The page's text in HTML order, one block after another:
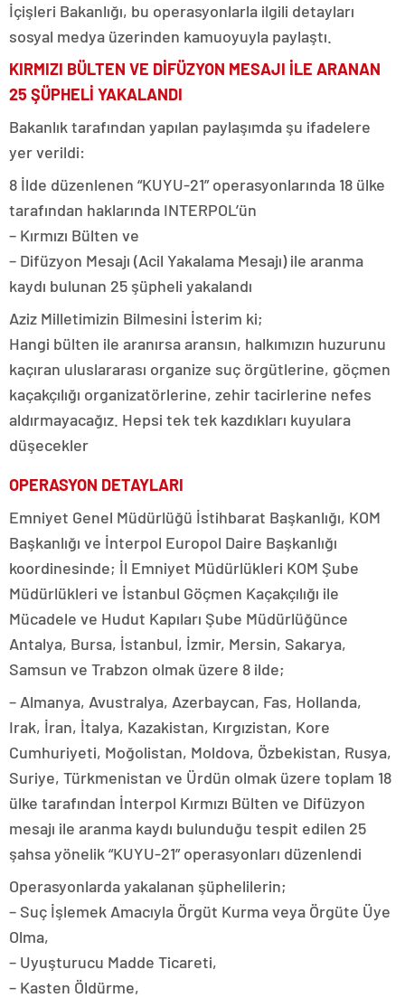
İçişleri Bakanlığı, bu operasyonlarla ilgili detayları
sosyal medya üzerinden kamuoyuyla paylaştı.
KIRMIZI BÜLTEN VE DİFÜZYON MESAJI İLE ARANAN
25 ŞÜPHELİ YAKALANDI
Bakanlık tarafından yapılan paylaşımda şu ifadelere
yer verildi:
8 İlde düzenlenen “KUYU-21” operasyonlarında 18 ülke
tarafından haklarında INTERPOL’ün
– Kırmızı Bülten ve
– Difüzyon Mesajı (Acil Yakalama Mesajı) ile aranma
kaydı bulunan 25 şüpheli yakalandı
Aziz Milletimizin Bilmesini İsterim ki;
Hangi bülten ile aranırsa aransın, halkımızın huzurunu
kaçıran uluslararası organize suç örgütlerine, göçmen
kaçakçılığı organizatörlerine, zehir tacirlerine nefes
aldırmayacağız. Hepsi tek tek kazdıkları kuyulara
düşecekler
OPERASYON DETAYLARI
Emniyet Genel Müdürlüğü İstihbarat Başkanlığı, KOM
Başkanlığı ve İnterpol Europol Daire Başkanlığı
koordinesinde; İl Emniyet Müdürlükleri KOM Şube
Müdürlükleri ve İstanbul Göçmen Kaçakçılığı ile
Mücadele ve Hudut Kapıları Şube Müdürlüğünce
Antalya, Bursa, İstanbul, İzmir, Mersin, Sakarya,
Samsun ve Trabzon olmak üzere 8 ilde;
– Almanya, Avustralya, Azerbaycan, Fas, Hollanda,
Irak, İran, İtalya, Kazakistan, Kırgızistan, Kore
Cumhuriyeti, Moğolistan, Moldova, Özbekistan, Rusya,
Suriye, Türkmenistan ve Ürdün olmak üzere toplam 18
ülke tarafından İnterpol Kırmızı Bülten ve Difüzyon
mesajı ile aranma kaydı bulunduğu tespit edilen 25
şahsa yönelik “KUYU-21” operasyonları düzenlendi
Operasyonlarda yakalanan şüphelilerin;
– Suç İşlemek Amacıyla Örgüt Kurma veya Örgüte Üye
Olma,
– Uyuşturucu Madde Ticareti,
– Kasten Öldürme,